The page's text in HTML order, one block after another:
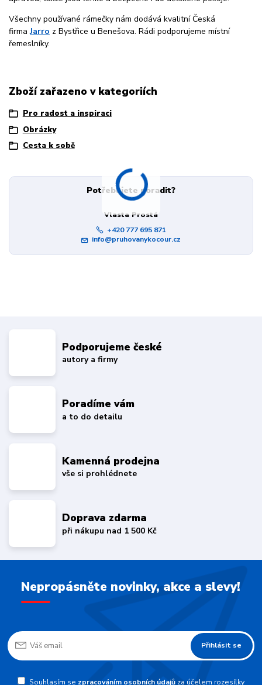
Všechny používané rámečky nám dodává kvalitní Česká
firmaJarro z Bystřice u Benešova. Rádi podporujeme místní
řemeslníky.
Zboží zařazeno v kategoriích
Pro radost a inspiraci
Obrázky
Cesta k sobě
Potřebujete poradit?
Vlasta Prostá
+420 777 695 871
info@pruhovanykocour.cz
Podporujeme české
autory a firmy
Poradíme vám
a to do detailu
Kamenná prodejna
vše si prohlédnete
Doprava zdarma
při nákupu nad 1 500 Kč
Nepropásněte novinky, akce a slevy!
Přihlásit se
Souhlasím se zpracováním osobních údajůza účelem rozesílky